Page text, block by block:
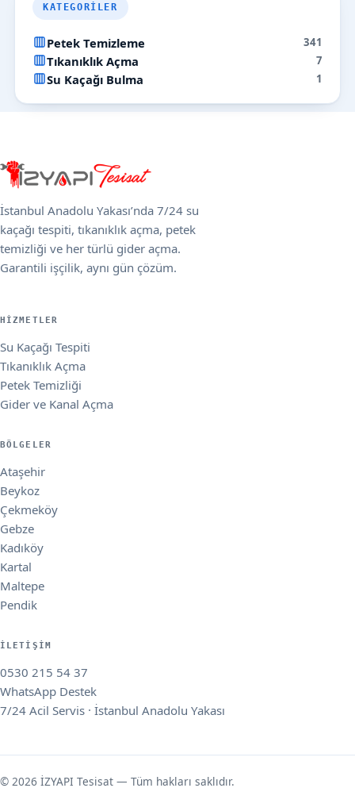
KATEGORILER
Petek Temizleme 341
Tıkanıklık Açma 7
Su Kaçağı Bulma 1
İstanbul Anadolu Yakası’nda 7/24 su
kaçağı tespiti, tıkanıklık açma, petek
temizliği ve her türlü gider açma.
Garantili işçilik, aynı gün çözüm.
HIZMETLER
Su Kaçağı Tespiti
Tıkanıklık Açma
Petek Temizliği
Gider ve Kanal Açma
BÖLGELER
Ataşehir
Beykoz
Çekmeköy
Gebze
Kadıköy
Kartal
Maltepe
Pendik
İLETIŞIM
0530 215 54 37
WhatsApp Destek
7/24 Acil Servis · İstanbul Anadolu Yakası
© 2026 İZYAPI Tesisat — Tüm hakları saklıdır.